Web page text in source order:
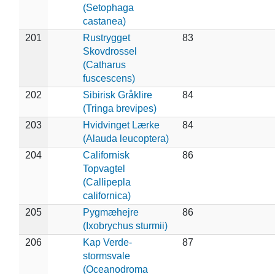
(Setophaga
castanea)
201
Rustrygget
Skovdrossel
(Catharus
fuscescens)
83
202
Sibirisk Gråklire
(Tringa brevipes)
84
203
Hvidvinget Lærke
(Alauda leucoptera)
84
204
Californisk
Topvagtel
(Callipepla
californica)
86
205
Pygmæhejre
(Ixobrychus sturmii)
86
206
Kap Verde-
stormsvale
(Oceanodroma
87